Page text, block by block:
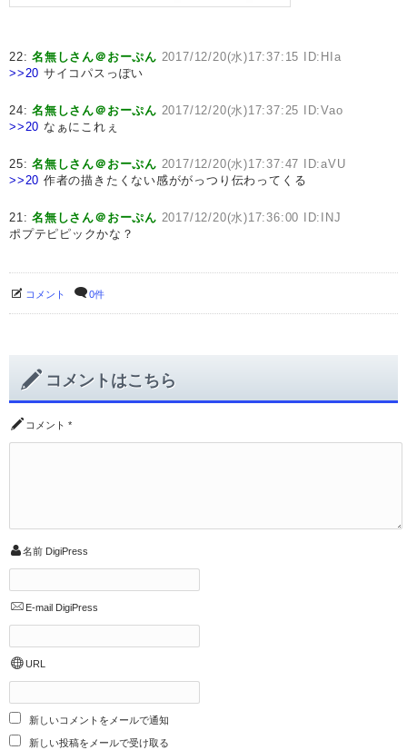
22:名無しさん＠おーぷん 2017/12/20(水)17:37:15 ID:HIa
>>20 サイコパスっぽい
24:名無しさん＠おーぷん 2017/12/20(水)17:37:25 ID:Vao
>>20 なぁにこれぇ
25:名無しさん＠おーぷん 2017/12/20(水)17:37:47 ID:aVU
>>20 作者の描きたくない感ががっつり伝わってくる
21:名無しさん＠おーぷん 2017/12/20(水)17:36:00 ID:INJ
ポプテピピックかな？
コメント 0件
コメントはこちら
コメント *
名前 DigiPress
E-mail DigiPress
URL
新しいコメントをメールで通知
新しい投稿をメールで受け取る